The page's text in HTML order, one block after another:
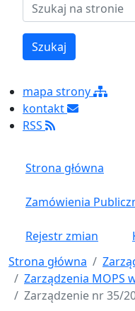
Szukaj
mapa strony
kontakt
RSS
Strona główna
Zamówienia
Rejestr zmian
Strona główna
Zarządzenia MOPS
Zarządzenie nr 35/